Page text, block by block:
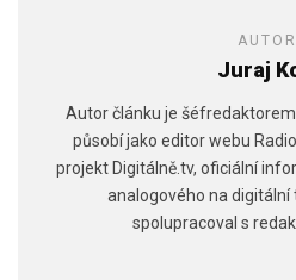
AUTOR
Juraj
Autor článku je
působí jako editor webu
projekt Digitálně.tv, oficiální
analogového na digitální
spolupracoval s